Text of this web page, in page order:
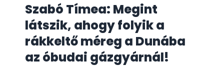
Szabó Tímea: Megint
látszik, ahogy folyik a
rákkeltő méreg a Dunába
az óbudai gázgyárnál!